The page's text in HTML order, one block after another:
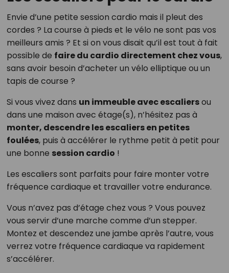
Envie d’une petite session cardio mais il pleut des
cordes ? La course à pieds et le vélo ne sont pas vos
meilleurs amis ? Et si on vous disait qu’il est tout à fait
possible de faire du cardio directement chez vous,
sans avoir besoin d’acheter un vélo elliptique ou un
tapis de course ?
Si vous vivez dans un immeuble avec escaliersou
dans une maison avec étage(s), n’hésitez pas à
monter, descendre les escaliers en petites
foulées, puis à accélérer le rythme petit à petit pour
une bonne session cardio !
Les escaliers sont parfaits pour faire monter votre
fréquence cardiaque et travailler votre endurance.
Vous n’avez pas d’étage chez vous ? Vous pouvez
vous servir d’une marche comme d’un stepper.
Montez et descendez une jambe après l’autre, vous
verrez votre fréquence cardiaque va rapidement
s’accélérer.